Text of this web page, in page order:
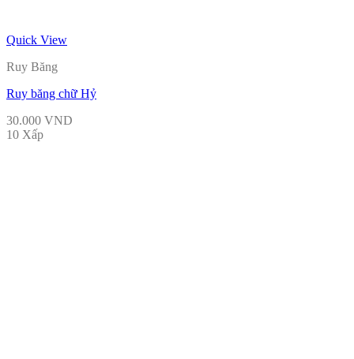
Quick View
Ruy Băng
Ruy băng chữ Hỷ
30.000 VND
10 Xấp